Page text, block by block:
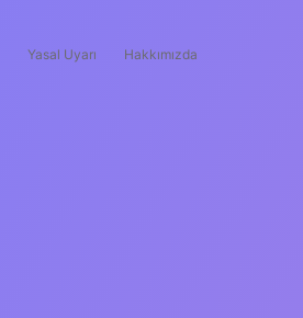
Yasal Uyarı Hakkımızda